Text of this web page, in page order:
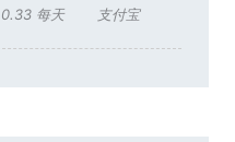
0.33 每天
支付宝